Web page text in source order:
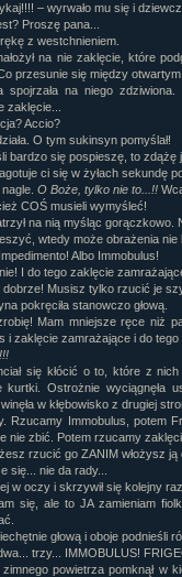
– wyrwało mu się i
Proszę pana...
z westchnieniem.
na nie zaklęcie, które
przesunie się między otwartym
spojrzała na niego
zaklęcie...
Accio?
O tym sukinsyn pomyślał!
bardzo się pospieszę, to zdążę
ci się w żyłach sekundę
O Boże, tylko nie to...!!
COŚ musieli wymyśleć!
na nią myśląc gorączkowo.
wtedy może obrażenia nie
Albo Immobulus!
I do tego zaklęcie
dobrze! Musisz tylko rzucić je
pokręciła stanowczo głową.
Mam mniejsze ręce niż
i zaklęcie zamrażające i do
się kłócić o to, które z
kurtki. Ostrożnie wyciągnęła
w kłębowisko z drugiej
Rzucamy Immobulus, potem
nie zbić. Potem rzucamy
rzucić go ZANIM włożysz ją
się... nie da rady...
w oczy i skrzywił się kolejny raz.
się, ale to JA zamieniam
głową i oboje podnieśli
trzy... IMMOBULUS!
zimnego powietrza pomknął w